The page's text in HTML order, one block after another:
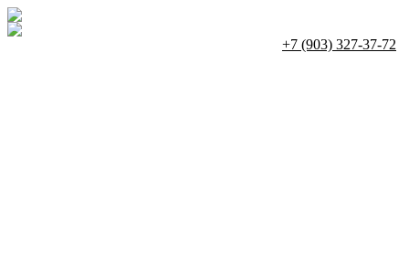
+7 (903) 327-37-72